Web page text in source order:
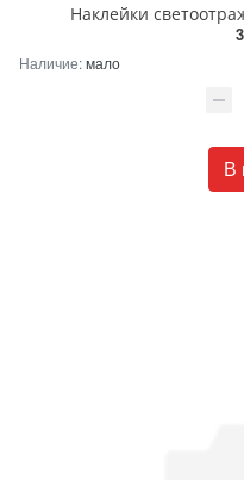
Наклейки
Наличие:мало
В